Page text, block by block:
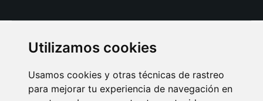
Utilizamos cookies
Usamos cookies y otras técnicas de rastreo
para mejorar tu experiencia de navegación en